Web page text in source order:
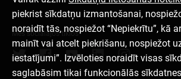
piekrist sīkdatņu izmantošanai,
noraidīt tās, nospiežot “Nepiekrītu”, kā
mainīt vai atcelt piekrišanu, nospiežot
iestatījumi”. Izvēloties noraidīt visas
saglabāsim tikai funkcionālās
Mēs sociālajos tīklos